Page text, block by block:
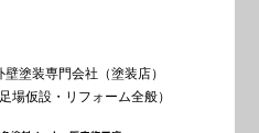
塗装専門会社（塗装店）
場仮設・リフォーム全般）